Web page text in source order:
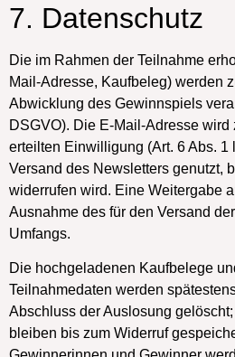
7. Datenschutz
Die im Rahmen der Teilnahme
Mail-Adresse, Kaufbeleg) werden
Abwicklung des Gewinnspiels
DSGVO). Die E-Mail-Adresse
erteilten Einwilligung (Art. 6 Abs. 1
Versand des Newsletters genutzt,
widerrufen wird. Eine Weitergabe
Ausnahme des für den Versand
Umfangs.
Die hochgeladenen Kaufbelege
Teilnahmedaten werden
Abschluss der Auslosung
bleiben bis zum Widerruf